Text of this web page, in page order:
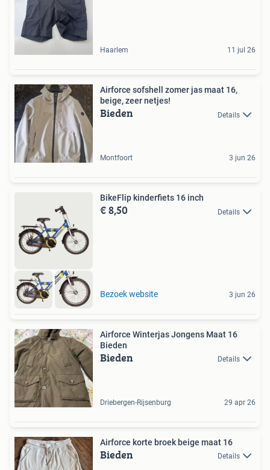
Haarlem 11 jul 26
Airforce sofshell zomer jas maat 16,
beige, zeer netjes!
Bieden Details
Montfoort 3 jun 26
BikeFlip kinderfiets 16 inch
€ 8,50 Details
Bezoek website 3 jun 26
Airforce Winterjas Jongens Maat 16
Bieden
Bieden Details
Driebergen-Rijsenburg 29 apr 26
Airforce korte broek beige maat 16
Bieden Details